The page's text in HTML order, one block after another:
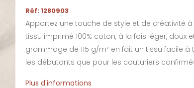
Réf: 1280903
Apportez une touche de style et de créativité
tissu imprimé 100% coton, à la fois léger, doux
grammage de 115 g/m² en fait un tissu facile
les débutants que pour les couturiers
Plus d'informations